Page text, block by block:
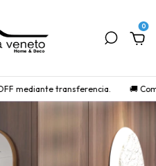
0
transferencia. 🚚 Comprá